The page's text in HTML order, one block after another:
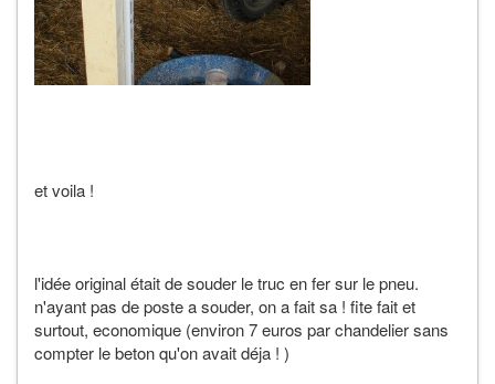
et voila !
l'idée original était de souder le truc en fer sur le pneu.
n'ayant pas de poste a souder, on a fait sa ! fite fait et
surtout, economique (environ 7 euros par chandelier sans
compter le beton qu'on avait déja ! )